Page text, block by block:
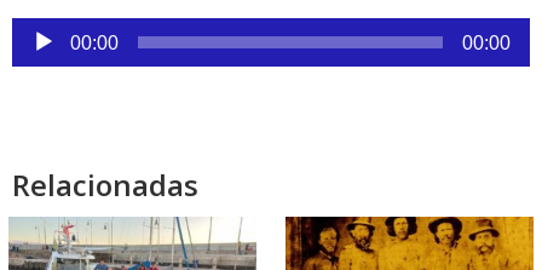
Reproductor
de
00:00 00:00
Relacionadas